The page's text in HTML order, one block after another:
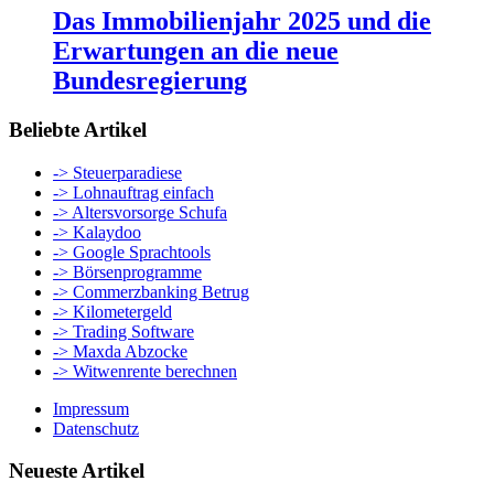
Das Immobilienjahr 2025 und die
Erwartungen an die neue
Bundesregierung
Beliebte Artikel
-> Steuerparadiese
-> Lohnauftrag einfach
-> Altersvorsorge Schufa
-> Kalaydoo
-> Google Sprachtools
-> Börsenprogramme
-> Commerzbanking Betrug
-> Kilometergeld
-> Trading Software
-> Maxda Abzocke
-> Witwenrente berechnen
Impressum
Datenschutz
Neueste Artikel